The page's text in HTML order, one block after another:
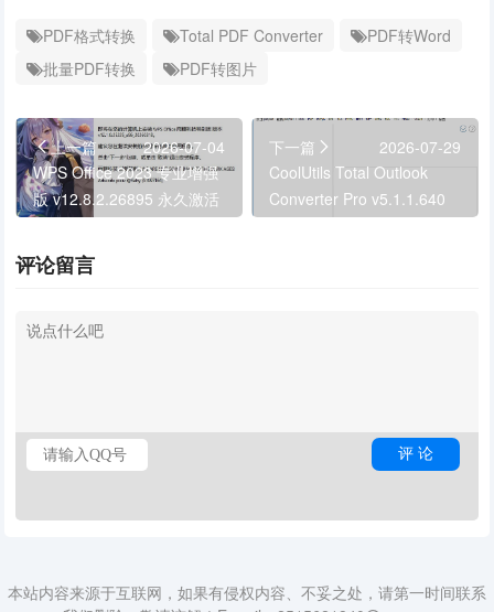
PDF格式转换 Total PDF Converter
PDF转Word
批量PDF转换
PDF转图片
上一篇
2026-07-04
WPS Office 2023 专业增强
版 v12.8.2.26895 永久激活
下一篇
2026-07-29
CoolUtils Total Outlook
Converter Pro v5.1.1.640
评论留言
本站内容来源于互联网，如果有侵权内容、不妥之处，请第一时间联系